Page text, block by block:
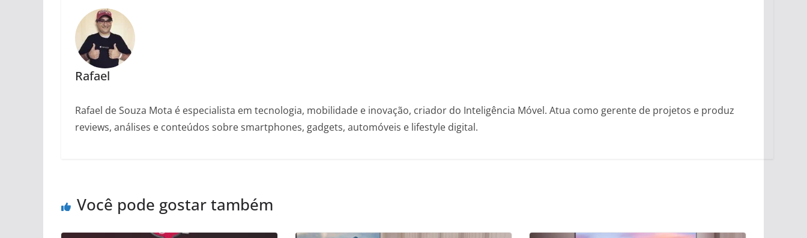
Rafael
Rafael de Souza Mota é especialista em tecnologia, mobilidade e inovação, criador do Inteligência Móvel. Atua como gerente de projetos e produz
reviews, análises e conteúdos sobre smartphones, gadgets, automóveis e lifestyle digital.
Você pode gostar também